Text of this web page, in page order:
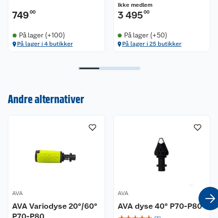
Med AVA Vario-munnstykket trenger du ikke
bekymre deg for redusert effektivitet eller tap av
rengjøres.
74900
På lager (+100)
På lager i 4 butikker
Ikke medlem
3 495 00
På lager (+50)
På lager i 25 butikker
Andre alternativer
AVA
AVA Variodyse 20°/60°
AVA
AVA dyse 40° P70-P80
Nyheter
Våre merkevarer
Ledige stillinger
Angre- og returrett
Ofte stilte spørsmål
Leveringsalternativer
Åpent kjøp